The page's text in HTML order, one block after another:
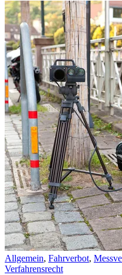
Allgemein, Fahrverbot,
Verfahrensrecht